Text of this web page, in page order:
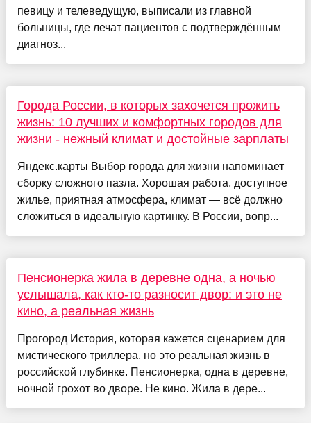
певицу и телеведущую, выписали из главной
больницы, где лечат пациентов с подтверждённым
диагноз...
Города России, в которых захочется прожить
жизнь: 10 лучших и комфортных городов для
жизни - нежный климат и достойные зарплаты
Яндекс.карты Выбор города для жизни напоминает
сборку сложного пазла. Хорошая работа, доступное
жилье, приятная атмосфера, климат — всё должно
сложиться в идеальную картинку. В России, вопр...
Пенсионерка жила в деревне одна, а ночью
услышала, как кто-то разносит двор: и это не
кино, а реальная жизнь
Прогород История, которая кажется сценарием для
мистического триллера, но это реальная жизнь в
российской глубинке. Пенсионерка, одна в деревне,
ночной грохот во дворе. Не кино. Жила в дере...